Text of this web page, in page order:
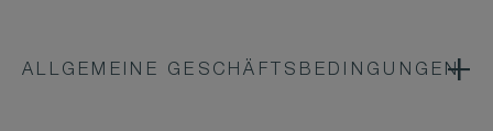
ALLGEMEINE GESCHÄFTSBEDINGUNGEN